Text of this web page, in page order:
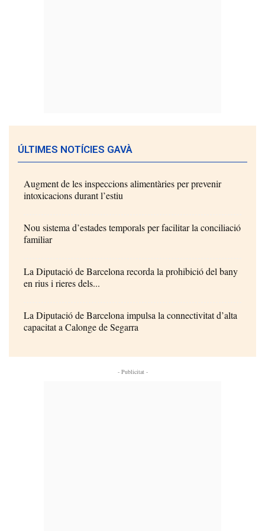
ÚLTIMES NOTÍCIES GAVÀ
Augment de les inspeccions alimentàries per prevenir
intoxicacions durant l’estiu
Nou sistema d’estades temporals per facilitar la conciliació
familiar
La Diputació de Barcelona recorda la prohibició del bany
en rius i rieres dels...
La Diputació de Barcelona impulsa la connectivitat d’alta
capacitat a Calonge de Segarra
- Publicitat -